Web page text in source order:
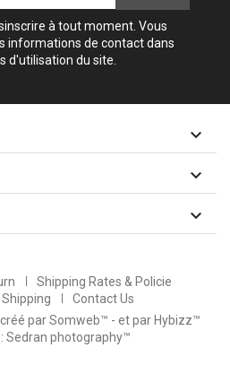
à tout moment. Vous
informations de contact dans
d'utilisation du site.



Shipping Rates & Policie
Contact Us
par Somweb™ - et par Hybizz™
Sedran photography™